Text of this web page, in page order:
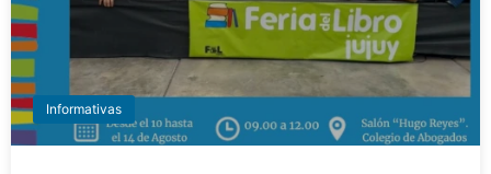
Informativas